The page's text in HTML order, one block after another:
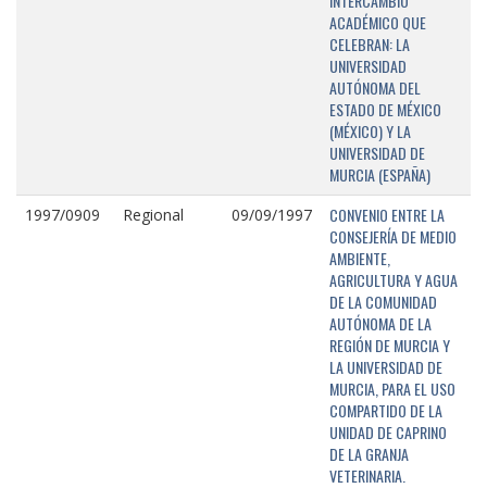
ACADÉMICO QUE
CELEBRAN: LA
UNIVERSIDAD
AUTÓNOMA DEL
ESTADO DE MÉXICO
(MÉXICO) Y LA
UNIVERSIDAD DE
MURCIA (ESPAÑA)
1997/0909 Regional 09/09/1997
CONVENIO ENTRE LA
CONSEJERÍA DE MEDIO
AMBIENTE,
AGRICULTURA Y AGUA
DE LA COMUNIDAD
AUTÓNOMA DE LA
REGIÓN DE MURCIA Y
LA UNIVERSIDAD DE
MURCIA, PARA EL USO
COMPARTIDO DE LA
UNIDAD DE CAPRINO
DE LA GRANJA
VETERINARIA.